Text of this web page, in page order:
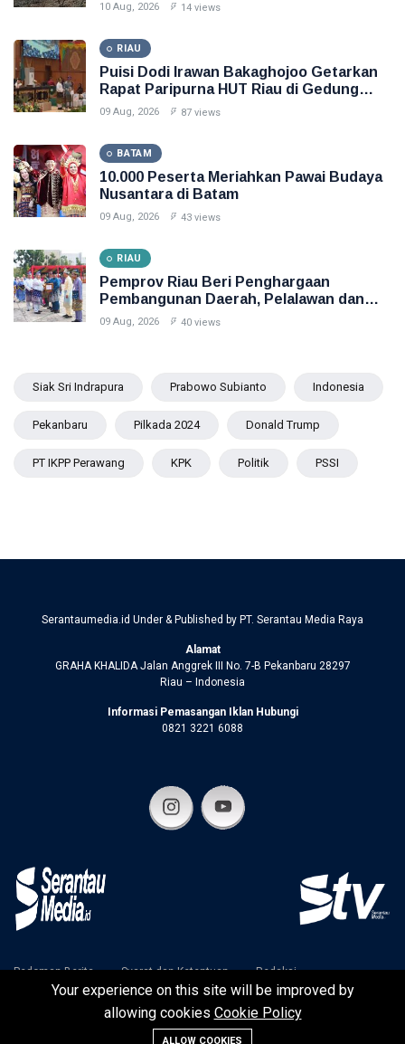
10 Aug, 2026 14 views
RIAU
Puisi Dodi Irawan Bakaghojoo Getarkan
Rapat Paripurna HUT Riau di Gedung
DPRD
09 Aug, 2026 87 views
BATAM
10.000 Peserta Meriahkan Pawai Budaya
Nusantara di Batam
09 Aug, 2026 43 views
RIAU
Pemprov Riau Beri Penghargaan
Pembangunan Daerah, Pelalawan dan
Dumai Terbaik
09 Aug, 2026 40 views
Siak Sri Indrapura Prabowo Subianto Indonesia
Pekanbaru Pilkada 2024 Donald Trump
PT IKPP Perawang KPK Politik PSSI
Serantaumedia.id Under & Published by PT. Serantau Media Raya
Alamat
GRAHA KHALIDA Jalan Anggrek III No. 7-B Pekanbaru 28297
Riau – Indonesia
Informasi Pemasangan Iklan Hubungi
0821 3221 6088
Pedoman Berita Syarat dan Ketentuan
Redaksi
Disclaimer
Kebijakan Privasi
Your experience on this site will be improved by
allowing cookies Cookie Policy
ALLOW COOKIES